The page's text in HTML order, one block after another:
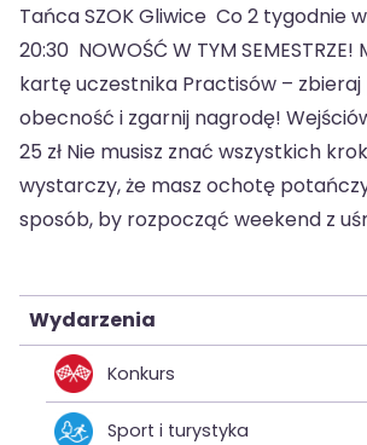
Tańca SZOK Gliwice Co 2 tygodnie
20:30 NOWOŚĆ W TYM
kartę uczestnika Practisów –
obecność i zgarnij nagrodę!
25 zł Nie musisz znać wszystkich
wystarczy, że masz ochotę
sposób, by rozpocząć weekend z
Wydarzenia
Konkurs
Sport i turystyka